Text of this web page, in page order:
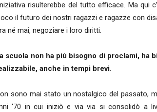
risulterebbe del tutto efficace. Ma qui
il futuro dei nostri ragazzi e ragazze con
né mai, negoziare i loro diritti.
scuola non ha più bisogno di proclami,
anche in tempi brevi.
sono mai stato un nostalgico del passato,
‘70 in cui iniziò e via via si consolidò a